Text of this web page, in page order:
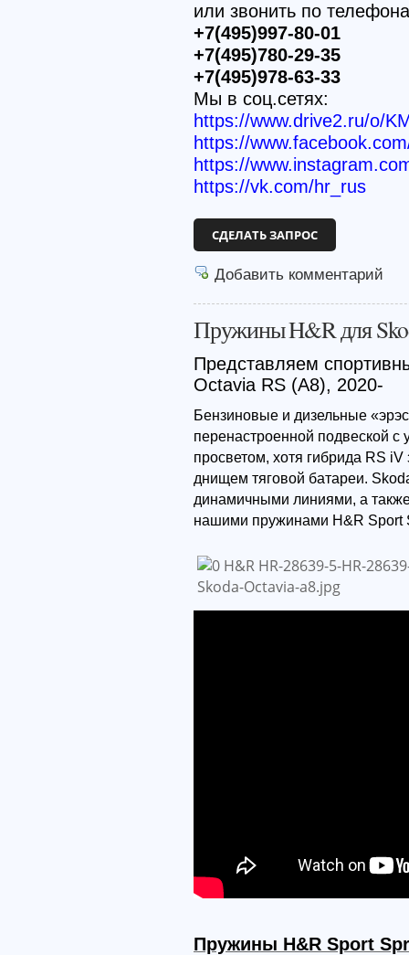
или звонить по
+7(495)997-80-01
+7(495)780-29-35
+7(495)978-63-33
Мы в соц.сетях:
https://www.drive2.ru/o/
https://
https://
https://vk.com/hr_rus
СДЕЛАТЬ ЗАПРОС
Добавить комментарий
Пружины H&R для
Представляем
Octavia RS (A8), 2020-
Бензиновые и дизельные
перенастроенной подвеской
просветом, хотя гибрида RS
днищем тяговой батареи.
динамичными линиями, а
нашими пружинами H&R Sport
Пружины H&R Sport